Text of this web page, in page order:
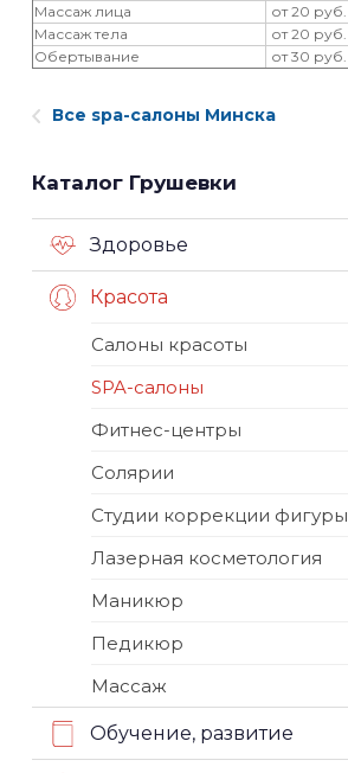
Массаж лица
от 20 руб.
Массаж тела
от 20 руб.
Обертывание
от 30 руб.
Все spa-салоны Минска
Каталог Грушевки
Здоровье
Красота
Салоны красоты
SPA-салоны
Фитнес-центры
Солярии
Студии коррекции фигуры
Лазерная косметология
Маникюр
Педикюр
Массаж
Обучение, развитие